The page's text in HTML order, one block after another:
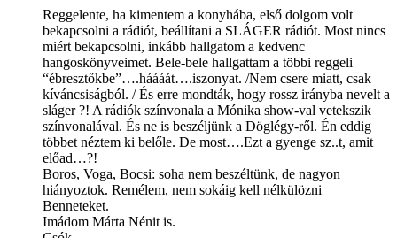
Reggelente, ha kimentem a konyhába, első dolgom volt
bekapcsolni a rádiót, beállítani a SLÁGER rádiót. Most nincs
miért bekapcsolni, inkább hallgatom a kedvenc
hangoskönyveimet. Bele-bele hallgattam a többi reggeli
“ébresztőkbe”….háááát….iszonyat. /Nem csere miatt, csak
kíváncsiságból. / És erre mondták, hogy rossz irányba nevelt a
sláger ?! A rádiók színvonala a Mónika show-val vetekszik
színvonalával. És ne is beszéljünk a Döglégy-ről. Én eddig
többet néztem ki belőle. De most….Ezt a gyenge sz..t, amit
előad…?!
Boros, Voga, Bocsi: soha nem beszéltünk, de nagyon
hiányoztok. Remélem, nem sokáig kell nélkülözni
Benneteket.
Imádom Márta Nénit is.